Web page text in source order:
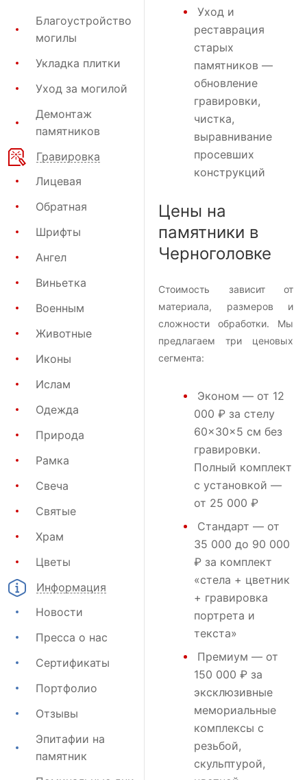
Благоустройство
могилы
Укладка плитки
Уход за могилой
Демонтаж
памятников
Гравировка
Лицевая
Обратная
Шрифты
Ангел
Виньетка
Военным
Животные
Иконы
Ислам
Одежда
Природа
Рамка
Свеча
Святые
Храм
Цветы
Информация
Новости
Пресса о нас
Сертификаты
Портфолио
Отзывы
Эпитафии на
памятник
Уход и
реставрация
старых
памятников —
обновление
гравировки,
чистка,
выравнивание
просевших
конструкций
Цены на
памятники в
Черноголовке
Стоимость зависит от
материала, размеров и
сложности обработки. Мы
предлагаем три ценовых
сегмента:
Эконом — от 12
000 ₽ за стелу
60×30×5 см без
гравировки.
Полный комплект
с установкой —
от 25 000 ₽
Стандарт — от
35 000 до 90 000
₽ за комплект
«стела + цветник
+ гравировка
портрета и
текста»
Премиум — от
150 000 ₽ за
эксклюзивные
мемориальные
комплексы с
резьбой,
скульптурой,